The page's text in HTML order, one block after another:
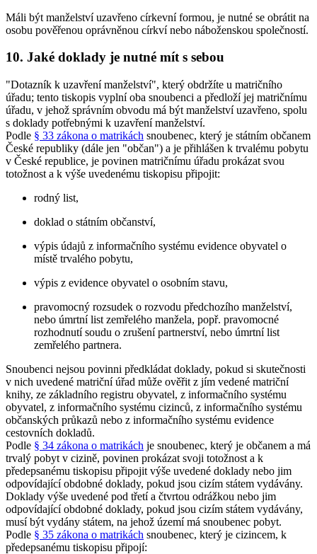
Máli být manželství uzavřeno církevní formou, je nutné se obrátit na
osobu pověřenou oprávněnou církví nebo náboženskou společností.
10. Jaké doklady je nutné mít s sebou
"Dotazník k uzavření manželství", který obdržíte u matričního
úřadu; tento tiskopis vyplní oba snoubenci a předloží jej matričnímu
úřadu, v jehož správním obvodu má být manželství uzavřeno, spolu
s doklady potřebnými k uzavření manželství.
Podle § 33 zákona o matrikách snoubenec, který je státním občanem
České republiky (dále jen "občan") a je přihlášen k trvalému pobytu
v České republice, je povinen matričnímu úřadu prokázat svou
totožnost a k výše uvedenému tiskopisu připojit:
rodný list,
doklad o státním občanství,
výpis údajů z informačního systému evidence obyvatel o
místě trvalého pobytu,
výpis z evidence obyvatel o osobním stavu,
pravomocný rozsudek o rozvodu předchozího manželství,
nebo úmrtní list zemřelého manžela, popř. pravomocné
rozhodnutí soudu o zrušení partnerství, nebo úmrtní list
zemřelého partnera.
Snoubenci nejsou povinni předkládat doklady, pokud si skutečnosti
v nich uvedené matriční úřad může ověřit z jím vedené matriční
knihy, ze základního registru obyvatel, z informačního systému
obyvatel, z informačního systému cizinců, z informačního systému
občanských průkazů nebo z informačního systému evidence
cestovních dokladů.
Podle § 34 zákona o matrikách je snoubenec, který je občanem a má
trvalý pobyt v cizině, povinen prokázat svoji totožnost a k
předepsanému tiskopisu připojit výše uvedené doklady nebo jim
odpovídající obdobné doklady, pokud jsou cizím státem vydávány.
Doklady výše uvedené pod třetí a čtvrtou odrážkou nebo jim
odpovídající obdobné doklady, pokud jsou cizím státem vydávány,
musí být vydány státem, na jehož území má snoubenec pobyt.
Podle § 35 zákona o matrikách snoubenec, který je cizincem, k
předepsanému tiskopisu připojí: